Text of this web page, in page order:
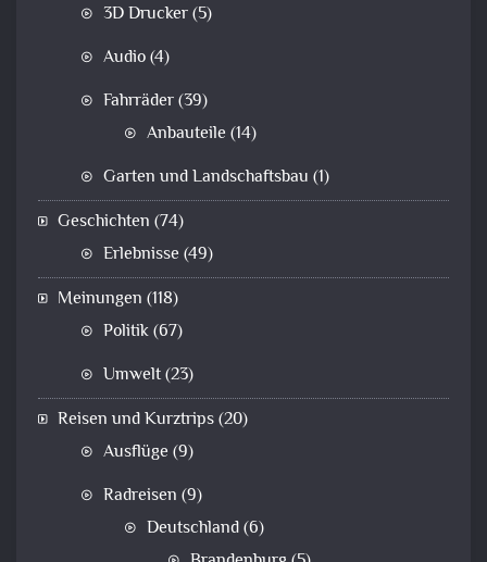
3D Drucker(5)
Audio(4)
Fahrräder(39)
Anbauteile (14)
Garten und Landschaftsbau (1)
Geschichten (74)
Erlebnisse (49)
Meinungen (118)
Politik(67)
Umwelt(23)
Reisen und Kurztrips(20)
Ausflüge (9)
Radreisen (9)
Deutschland(6)